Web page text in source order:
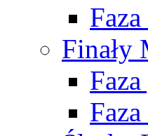
Finały